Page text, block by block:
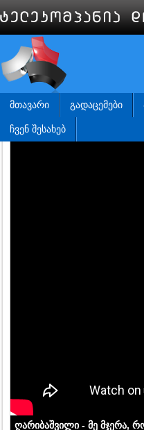
ᲛᲗᲐᲕᲐᲠᲘ ᲒᲐᲓᲐᲪᲔᲛᲔᲑᲘ
ᲩᲕᲔᲜ ᲨᲔᲡᲐᲮᲔᲑ
ღარიბაშვილი - მე მჯერა,